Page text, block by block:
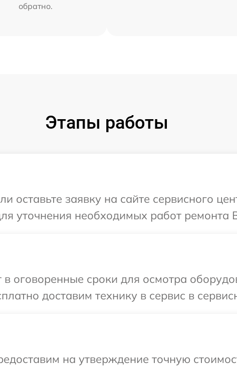
обратно.
Этапы работы
оставьте заявку на сайте сервисного
уточнения необходимых работ ремонта
оговоренные сроки для осмотра
доставим технику в сервис в
на утверждение точную